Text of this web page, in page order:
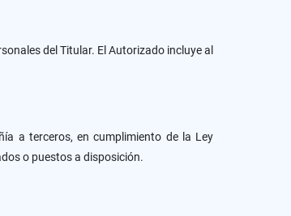
del Titular. El Autorizado incluye al
a terceros, en cumplimiento de la Ley
o puestos a disposición.